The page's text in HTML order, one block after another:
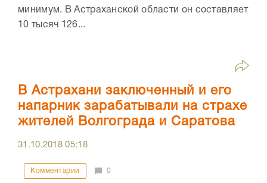
минимум. В Астраханской области он составляет
10 тысяч 126...
В Астрахани заключенный и его
напарник зарабатывали на страхе
жителей Волгограда и Саратова
31.10.201805:18
Комментарии 0